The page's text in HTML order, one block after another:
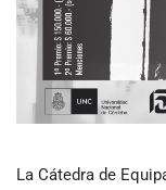
La Cátedra de